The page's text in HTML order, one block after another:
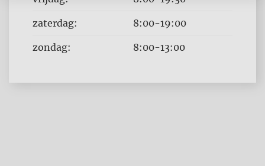
zaterdag: 8:00-19:00
zondag: 8:00-13:00